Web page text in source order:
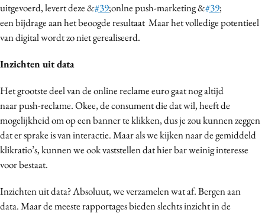
uitgevoerd, levert deze &#39;onlne push-marketing &#39;
een bijdrage aan het beoogde resultaat Maar het volledige potentieel
van digital wordt zo niet gerealiseerd.
Inzichten uit data
Het grootste deel van de online reclame euro gaat nog altijd
naar push-reclame. Okee, de consument die dat wil, heeft de
mogelijkheid om op een banner te klikken, dus je zou kunnen zeggen
dat er sprake is van interactie. Maar als we kijken naar de gemiddeld
klikratio’s, kunnen we ook vaststellen dat hier bar weinig interesse
voor bestaat.
Inzichten uit data? Absoluut, we verzamelen wat af. Bergen aan
data. Maar de meeste rapportages bieden slechts inzicht in de